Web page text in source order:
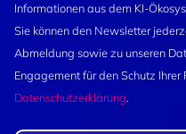
Informationen aus dem KI-
Sie können den Newsletter
Abmeldung sowie zu unseren
Engagement für den Schutz
Datenschutzerklärung.